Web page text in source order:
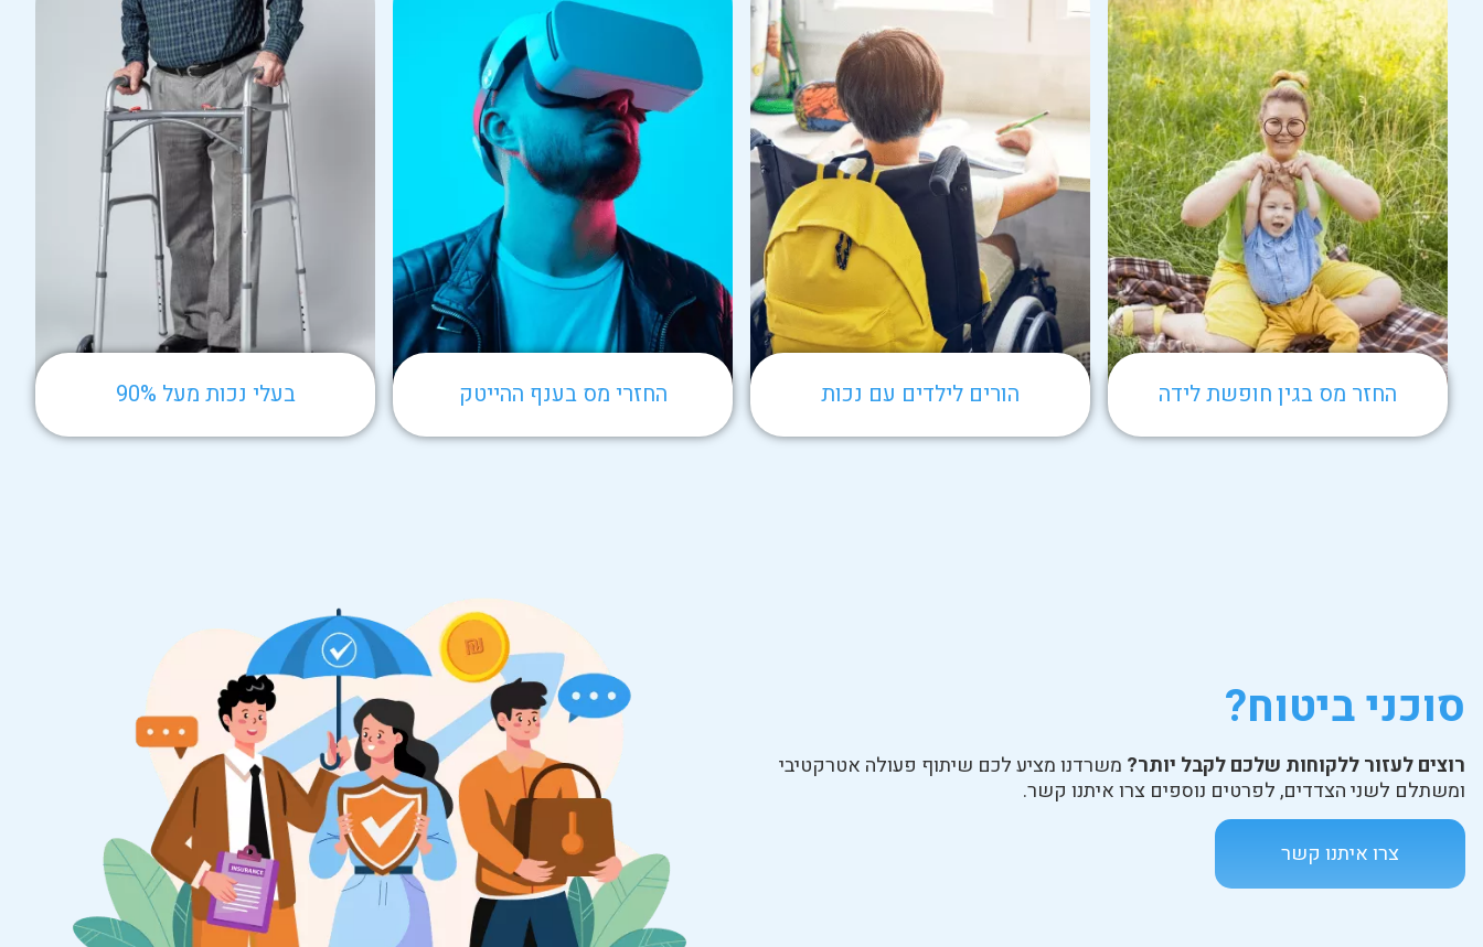
החזר מס בגין חופשת לידה הורים לילדים עם נכות החזרי מס בענף ההייטק בעלי נכות מעל 90%
סוכני ביטוח?
רוצים לעזור ללקוחות שלכם לקבל יותר? משרדנו מציע לכם שיתוף פעולה אטרקטיבי
ומשתלם לשני הצדדים, לפרטים נוספים צרו איתנו קשר.
צרו איתנו קשר